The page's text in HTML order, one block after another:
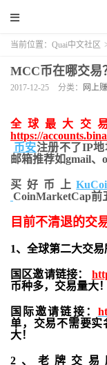
当前位置： Quai中文社区
MCC币在哪交易
2017-12-25 分类： 网上
全球最大交
https://
币安注册不了IP
邮箱推荐如gmail、
买好币上
CoinMarketCap前
目前不清退的交
1、全球第二大交易
国区邀请链接：
币种多，交易量大！
国际邀请链接：
单，交易不需要实
大！
2、老牌交易